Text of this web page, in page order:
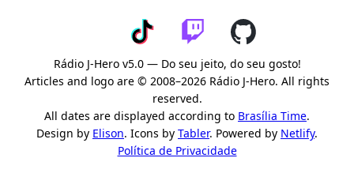
Rádio J-Hero v5.0 — Do seu jeito, do seu gosto!
Articles and logo are © 2008–2026 Rádio J-Hero. All rights
reserved.
All dates are displayed according to Brasília Time.
Design by Elison. Icons by Tabler. Powered by Netlify.
Política de Privacidade